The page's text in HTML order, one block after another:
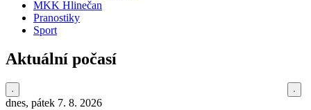
MKK Hlinečan
Pranostiky
Sport
Aktuální počasí
dnes, pátek 7. 8. 2026